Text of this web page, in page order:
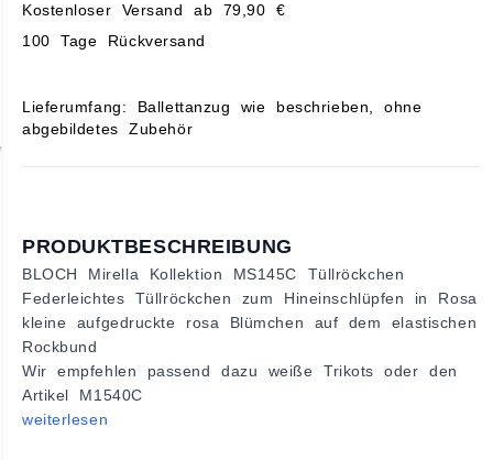
Kostenloser Versand ab 79,90 €
100 Tage Rückversand
Lieferumfang: Ballettanzug wie beschrieben, ohne
abgebildetes Zubehör
PRODUKTBESCHREIBUNG
BLOCH Mirella Kollektion MS145C Tüllröckchen
Federleichtes Tüllröckchen zum Hineinschlüpfen in Rosa
kleine aufgedruckte rosa Blümchen auf dem elastischen
Rockbund
Wir empfehlen passend dazu weiße Trikots oder den
Artikel M1540C
weiterlesen